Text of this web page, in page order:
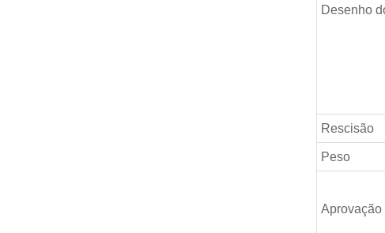
Desenho
Rescisão
Peso
Aprovação